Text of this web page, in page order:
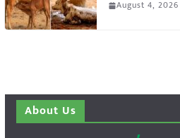
August 4, 2026
About Us